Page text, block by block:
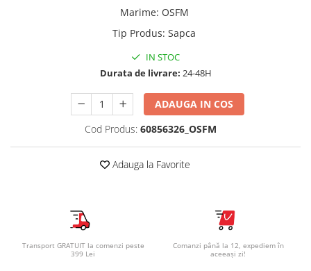
Marime: OSFM
Tip Produs: Sapca
IN STOC
Durata de livrare: 24-48H
ADAUGA IN COS
Cod Produs: 60856326_OSFM
Adauga la Favorite
Transport GRATUIT la comenzi peste
399 Lei
Comanzi până la 12, expediem în
aceeași zi!